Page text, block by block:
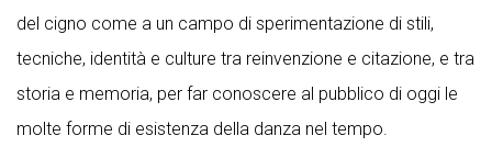
del cigno come a un campo di sperimentazione di stili,
tecniche, identità e culture tra reinvenzione e citazione, e tra
storia e memoria, per far conoscere al pubblico di oggi le
molte forme di esistenza della danza nel tempo.